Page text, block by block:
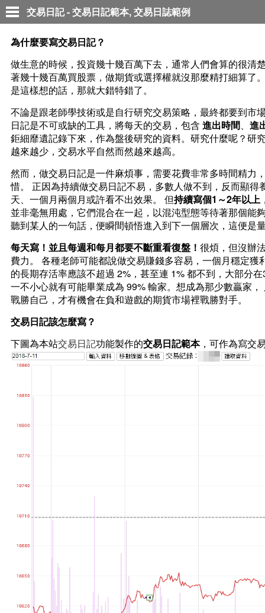
交易日記 - 交易日記範本, 交易日誌範例
為什麼要寫交易日記？
做生意的時候，投資幾十幾百萬下去，通常人們會算的很清
著幾十幾百萬買股票，做期貨或選擇權就沒那麼精打細算了
是這樣想的話，那就大錯特錯了。
不論是跟老師學技術或是自行研究交易策略，最終都要到市
日記是不可或缺的工具，將每天的交易，包含 進出時間、 進
鉅細靡遺記錄下來，作為盤後研究的資料。研究什麼呢？研
越來越少，交易水平自然而然越來越高。
然而，做交易日記是一件麻煩事，需要花費非常多時間精力
惜。 正因為持續做交易日記不易，多數人做不到，反而顯
天、一個月兩個月或許看不出效果。 但持續寫個1～2年以上
並非毫無用處，它們混合在一起，以混沌型態等待著那個
聽到某人的一句話，便瞬間頓悟進入到下一個層次，這便是
每天寫！並且每週和每月都要不斷重看復盤！ 很煩，但沒辦
費力。 各種老師可能都說做交易賺錢多容易，一個月穩定
的長期存活率應該不超過 2%，甚至連 1% 都不到，大部分
一不小心就有可能畢業成為 99% 輸家。想成為那少數贏家
戰勝自己，才有機會在負和遊戲的期貨市場裡戰勝對手。
交易日記該怎麼寫？
下圖為本站交易日記功能製作的交易日記範本，可作為寫交